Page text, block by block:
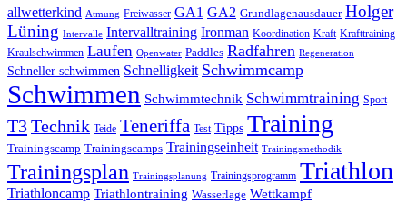
allwetterkind Atmung Freiwasser GA1 GA2 Grundlagenausdauer Holger
Lüning Intervalle Intervalltraining Ironman Koordination Kraft Krafttraining
Kraulschwimmen Laufen Openwater Paddles Radfahren Regeneration
Schneller schwimmen Schnelligkeit Schwimmcamp
Schwimmen Schwimmtechnik Schwimmtraining Sport
T3Technik Teide Teneriffa Test Tipps Training
Trainingscamp Trainingscamps Trainingseinheit Trainingsmethodik
Trainingsplan Trainingsplanung Trainingsprogramm Triathlon
Triathloncamp Triathlontraining Wasserlage Wettkampf